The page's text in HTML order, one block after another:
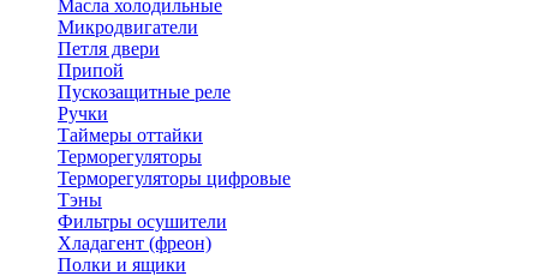
Масла холодильные
Микродвигатели
Петля двери
Припой
Пускозащитные реле
Ручки
Таймеры оттайки
Терморегуляторы
Терморегуляторы цифровые
Тэны
Фильтры осушители
Хладагент (фреон)
Полки и ящики